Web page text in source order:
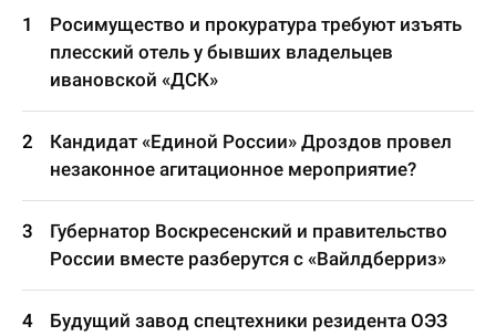
Росимущество и прокуратура требуют изъять
плесский отель у бывших владельцев
ивановской «ДСК»
Кандидат «Единой России» Дроздов провел
незаконное агитационное мероприятие?
Губернатор Воскресенский и правительство
России вместе разберутся с «Вайлдберриз»
Будущий завод спецтехники резидента ОЭЗ